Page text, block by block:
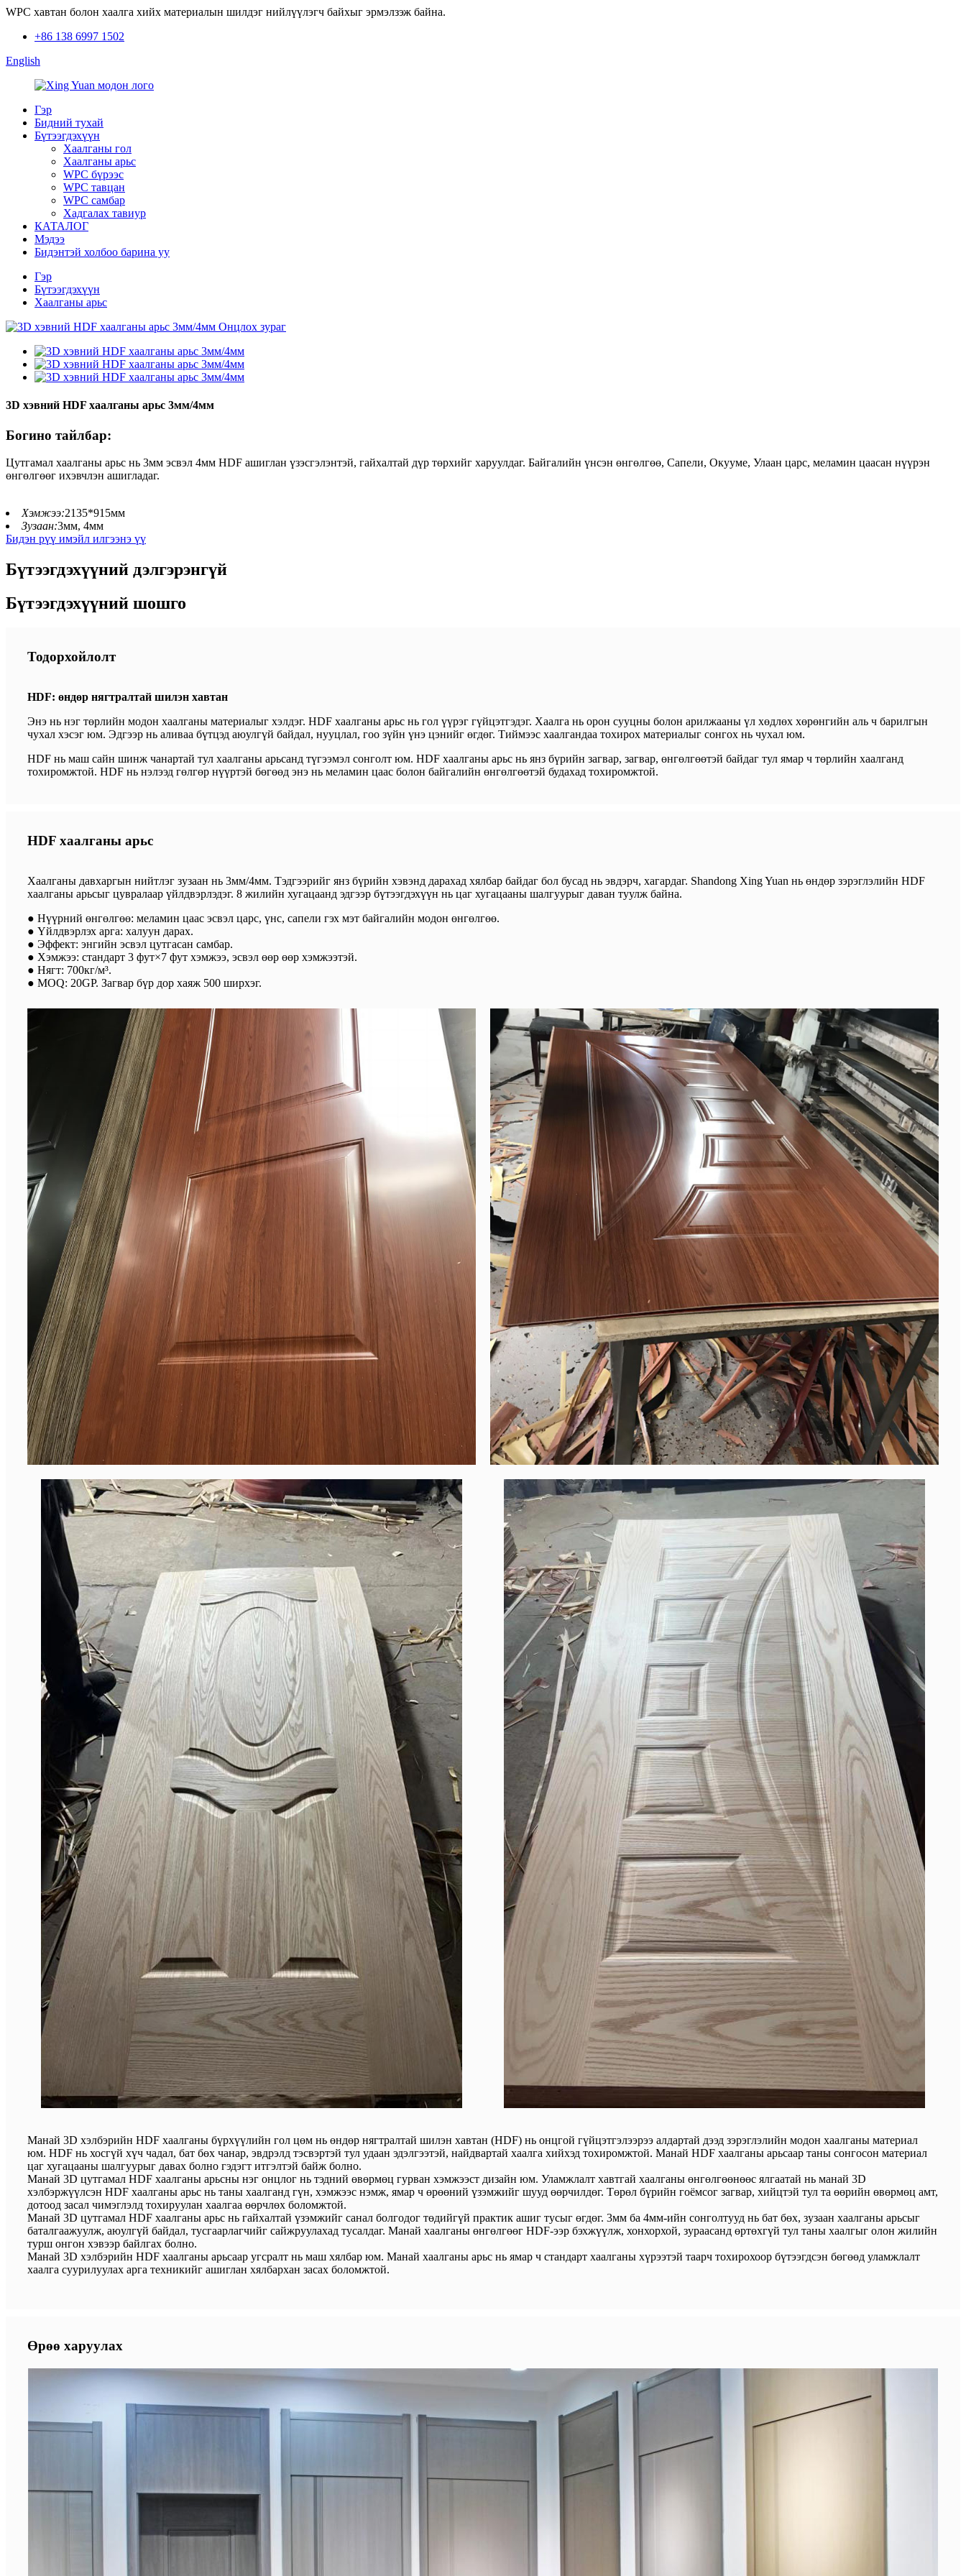
WPC хавтан болон хаалга хийх материалын шилдэг нийлүүлэгч байхыг эрмэлзэж байна.
+86 138 6997 1502
English
Гэр
Бидний тухай
Бүтээгдэхүүн
Хаалганы гол
Хаалганы арьс
WPC бүрээс
WPC тавцан
WPC самбар
Хадгалах тавиур
КАТАЛОГ
Мэдээ
Бидэнтэй холбоо барина уу
Гэр
Бүтээгдэхүүн
Хаалганы арьс
3D хэвний HDF хаалганы арьс 3мм/4мм
Богино тайлбар:
Цутгамал хаалганы арьс нь 3мм эсвэл 4мм HDF ашиглан үзэсгэлэнтэй, гайхалтай дүр төрхийг харуулдаг. Байгалийн үнсэн өнгөлгөө, Сапели, Окууме, Улаан царс, меламин цаасан нүүрэн
өнгөлгөөг ихэвчлэн ашигладаг.
Хэмжээ:2135*915мм
Зузаан:3мм, 4мм
Бидэн рүү имэйл илгээнэ үү
Бүтээгдэхүүний дэлгэрэнгүй
Бүтээгдэхүүний шошго
Тодорхойлолт
HDF: өндөр нягтралтай шилэн хавтан
Энэ нь нэг төрлийн модон хаалганы материалыг хэлдэг. HDF хаалганы арьс нь гол үүрэг гүйцэтгэдэг. Хаалга нь орон сууцны болон арилжааны үл хөдлөх хөрөнгийн аль ч барилгын
чухал хэсэг юм. Эдгээр нь аливаа бүтцэд аюулгүй байдал, нууцлал, гоо зүйн үнэ цэнийг өгдөг. Тиймээс хаалгандаа тохирох материалыг сонгох нь чухал юм.
HDF нь маш сайн шинж чанартай тул хаалганы арьсанд түгээмэл сонголт юм. HDF хаалганы арьс нь янз бүрийн загвар, загвар, өнгөлгөөтэй байдаг тул ямар ч төрлийн хаалганд
тохиромжтой. HDF нь нэлээд гөлгөр нүүртэй бөгөөд энэ нь меламин цаас болон байгалийн өнгөлгөөтэй будахад тохиромжтой.
HDF хаалганы арьс
Хаалганы давхаргын нийтлэг зузаан нь 3мм/4мм. Тэдгээрийг янз бүрийн хэвэнд дарахад хялбар байдаг бол бусад нь эвдэрч, хагардаг. Shandong Xing Yuan нь өндөр зэрэглэлийн HDF
хаалганы арьсыг цувралаар үйлдвэрлэдэг. 8 жилийн хугацаанд эдгээр бүтээгдэхүүн нь цаг хугацааны шалгуурыг даван туулж байна.
● Нүүрний өнгөлгөө: меламин цаас эсвэл царс, үнс, сапели гэх мэт байгалийн модон өнгөлгөө.
● Үйлдвэрлэх арга: халуун дарах.
● Эффект: энгийн эсвэл цутгасан самбар.
● Хэмжээ: стандарт 3 фут×7 фут хэмжээ, эсвэл өөр өөр хэмжээтэй.
● Нягт: 700кг/м³.
● MOQ: 20GP. Загвар бүр дор хаяж 500 ширхэг.
Манай 3D хэлбэрийн HDF хаалганы бүрхүүлийн гол цөм нь өндөр нягтралтай шилэн хавтан (HDF) нь онцгой гүйцэтгэлээрээ алдартай дээд зэрэглэлийн модон хаалганы материал
юм. HDF нь хосгүй хүч чадал, бат бөх чанар, эвдрэлд тэсвэртэй тул удаан эдэлгээтэй, найдвартай хаалга хийхэд тохиромжтой. Манай HDF хаалганы арьсаар таны сонгосон материал
цаг хугацааны шалгуурыг давах болно гэдэгт итгэлтэй байж болно.
Манай 3D цутгамал HDF хаалганы арьсны нэг онцлог нь тэдний өвөрмөц гурван хэмжээст дизайн юм. Уламжлалт хавтгай хаалганы өнгөлгөөнөөс ялгаатай нь манай 3D
хэлбэржүүлсэн HDF хаалганы арьс нь таны хаалганд гүн, хэмжээс нэмж, ямар ч өрөөний үзэмжийг шууд өөрчилдөг. Төрөл бүрийн гоёмсог загвар, хийцтэй тул та өөрийн өвөрмөц амт,
дотоод засал чимэглэлд тохируулан хаалгаа өөрчлөх боломжтой.
Манай 3D цутгамал HDF хаалганы арьс нь гайхалтай үзэмжийг санал болгодог төдийгүй практик ашиг тусыг өгдөг. 3мм ба 4мм-ийн сонголтууд нь бат бөх, зузаан хаалганы арьсыг
баталгаажуулж, аюулгүй байдал, тусгаарлагчийг сайжруулахад тусалдаг. Манай хаалганы өнгөлгөөг HDF-ээр бэхжүүлж, хонхорхой, зураасанд өртөхгүй тул таны хаалгыг олон жилийн
турш онгон хэвээр байлгах болно.
Манай 3D хэлбэрийн HDF хаалганы арьсаар угсралт нь маш хялбар юм. Манай хаалганы арьс нь ямар ч стандарт хаалганы хүрээтэй таарч тохирохоор бүтээгдсэн бөгөөд уламжлалт
хаалга суурилуулах арга техникийг ашиглан хялбархан засах боломжтой.
Өрөө харуулах